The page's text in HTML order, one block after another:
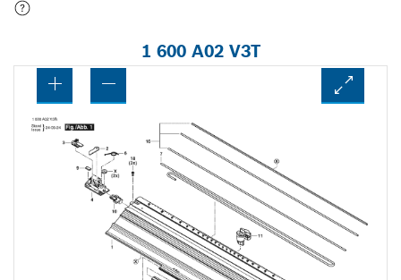
1 600 A02 V3T